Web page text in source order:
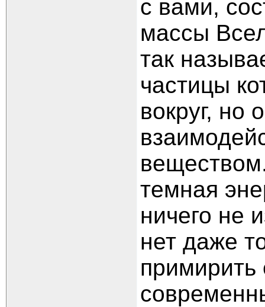
с вами,
массы
так
частицы
вокруг, но
темная
ничего не
нет даже
примирить